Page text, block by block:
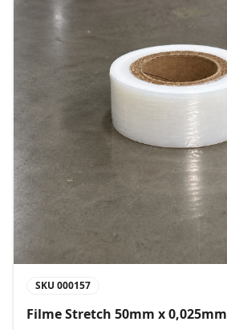
SKU 000157
Filme Stretch 50mm x 0,025mm